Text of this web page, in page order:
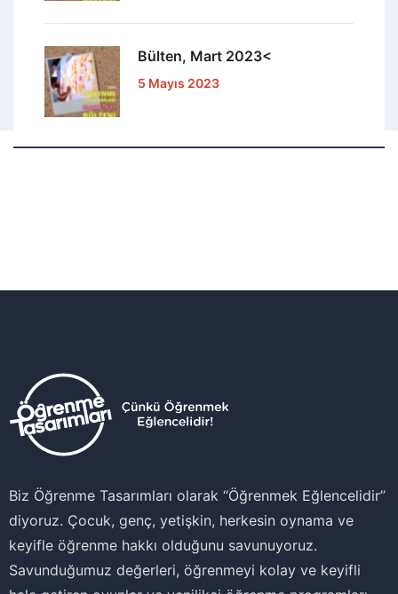
Bülten, Mart 2023<
5 Mayıs 2023
Biz Öğrenme Tasarımları olarak ‘‘Öğrenmek Eğlencelidir’’
diyoruz. Çocuk, genç, yetişkin, herkesin oynama ve
keyifle öğrenme hakkı olduğunu savunuyoruz.
Savunduğumuz değerleri, öğrenmeyi kolay ve keyifli